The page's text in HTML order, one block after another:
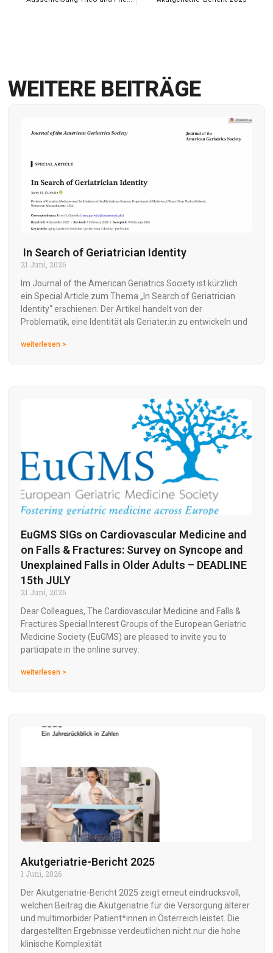
WEITERE BEITRÄGE
In Search of Geriatrician Identity
21 Juni, 2026
Im Journal of the American Geriatrics Society ist kürzlich
ein Special Article zum Thema „In Search of Geriatrician
Identity“ erschienen. Der Artikel handelt von der
Problematik, eine Identität als Geriater:in zu entwickeln und
weiterlesen >
EuGMS SIGs on Cardiovascular Medicine and
on Falls & Fractures: Survey on Syncope and
Unexplained Falls in Older Adults – DEADLINE
15th JULY
21 Juni, 2026
Dear Colleagues, The Cardiovascular Medicine and Falls &
Fractures Special Interest Groups of the European Geriatric
Medicine Society (EuGMS) are pleased to invite you to
participate in the online survey:
weiterlesen >
Akutgeriatrie-Bericht 2025
1 Juni, 2026
Der Akutgeriatrie-Bericht 2025 zeigt erneut eindrucksvoll,
welchen Beitrag die Akutgeriatrie für die Versorgung älterer
und multimorbider Patient*innen in Österreich leistet. Die
dargestellten Ergebnisse verdeutlichen nicht nur die hohe
klinische Komplexität